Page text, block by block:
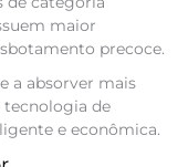
maior
precoce.
a absorver mais
tecnologia de
e econômica.